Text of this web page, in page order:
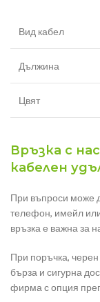
Вид кабел
Дължина
Цвят
Връзка с
кабелен
При въпроси може
телефон, имейл
връзка е важна за
При поръчка,
бърза и сигурна
фирма с опция